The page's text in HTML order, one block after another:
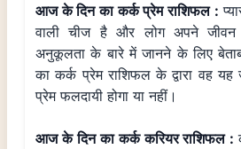
आज के दिन का कर्क प्रेम राशिफल :
वाली चीज है और लोग अपने
अनुकूलता के बारे में जानने के लिए
का कर्क प्रेम राशिफल के द्वारा वह
प्रेम फलदायी होगा या नहीं।
आज के दिन का कर्क करियर राशिफल :